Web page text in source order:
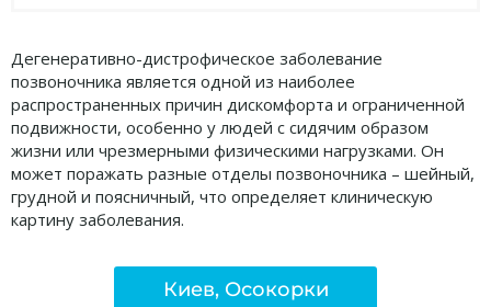
Дегенеративно-дистрофическое заболевание
позвоночника является одной из наиболее
распространенных причин дискомфорта и ограниченной
подвижности, особенно у людей с сидячим образом
жизни или чрезмерными физическими нагрузками. Он
может поражать разные отделы позвоночника – шейный,
грудной и поясничный, что определяет клиническую
картину заболевания.
Киев, Осокорки